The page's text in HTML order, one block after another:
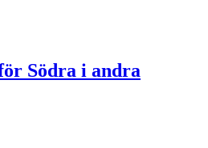
Södra i andra